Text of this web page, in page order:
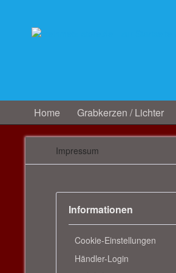
Home Grabkerzen / Lichter
Impressum
Informationen
Cookie-Einstellungen
Händler-Login